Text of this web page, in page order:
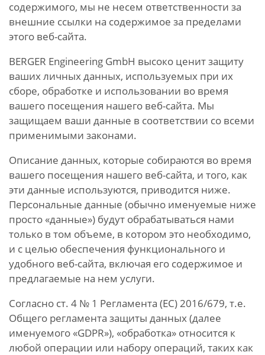
содержимого, мы не несем ответственности за
внешние ссылки на содержимое за пределами
этого веб-сайта.
BERGER Engineering GmbH высоко ценит защиту
ваших личных данных, используемых при их
сборе, обработке и использовании во время
вашего посещения нашего веб-сайта. Мы
защищаем ваши данные в соответствии со всеми
применимыми законами.
Описание данных, которые собираются во время
вашего посещения нашего веб-сайта, и того, как
эти данные используются, приводится ниже.
Персональные данные (обычно именуемые ниже
просто «данные») будут обрабатываться нами
только в том объеме, в котором это необходимо,
и с целью обеспечения функционального и
удобного веб-сайта, включая его содержимое и
предлагаемые на нем услуги.
Согласно ст. 4 № 1 Регламента (ЕС) 2016/679, т.е.
Общего регламента защиты данных (далее
именуемого «GDPR»), «обработка» относится к
любой операции или набору операций, таких как